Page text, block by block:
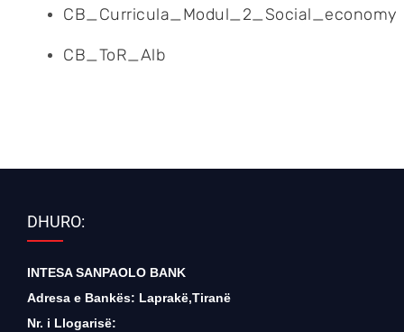
CB_Curricula_Modul_2_Social_economy
CB_ToR_Alb
DHURO:
INTESA SANPAOLO BANK
Adresa e Bankës: Laprakë,Tiranë
Nr. i Llogarisë: